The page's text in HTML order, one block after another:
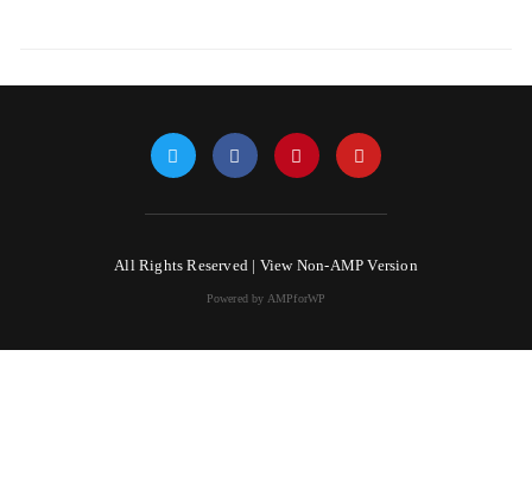
All Rights Reserved | View Non-AMP Version
Powered by AMPforWP